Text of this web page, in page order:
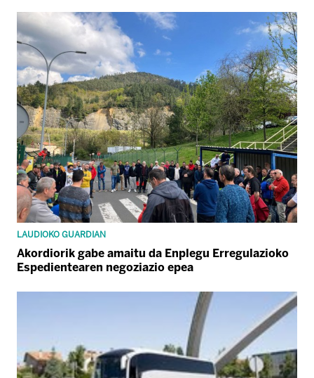
LAUDIOKO GUARDIAN
Akordiorik gabe amaitu da Enplegu Erregulazioko
Espedientearen negoziazio epea